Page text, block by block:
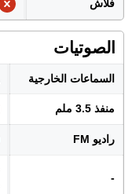
فلاش
الصوتيات
السماعات الخارجية
منفذ 3.5 ملم
راديو FM
-